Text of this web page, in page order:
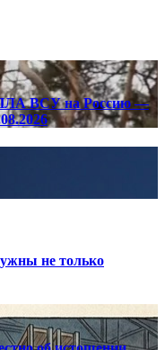
ВСУ на Россию —
не только